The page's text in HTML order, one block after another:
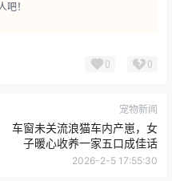
！
0 0
宠物新闻
车窗未关流浪猫车内产崽，女
子暖心收养一家五口成佳话
2026-2-5 17:55:30